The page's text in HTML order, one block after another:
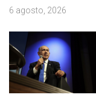
6 agosto, 2026